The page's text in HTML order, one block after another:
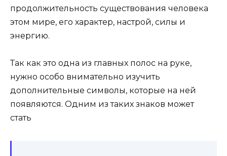
продолжительность существования человека
этом мире, его характер, настрой, силы и
энергию.
Так как это одна из главных полос на руке,
нужно особо внимательно изучить
дополнительные символы, которые на ней
появляются. Одним из таких знаков может
стать